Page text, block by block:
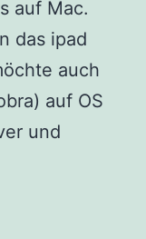
auf Mac.
das ipad
auch
auf OS
und